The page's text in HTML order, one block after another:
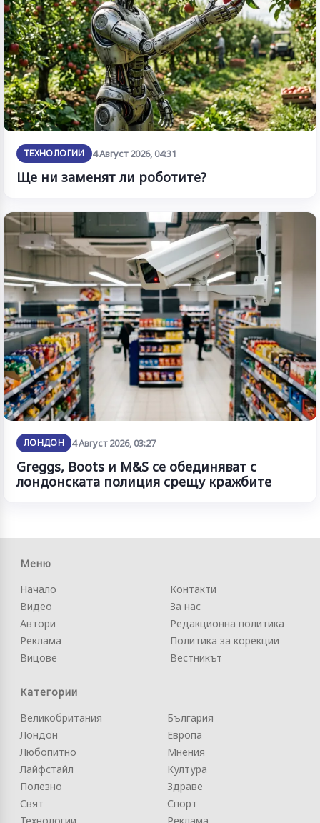
ТЕХНОЛОГИИ 4 Август 2026, 04:31
Ще ни заменят ли роботите?
ЛОНДОН 4 Август 2026, 03:27
Greggs, Boots и M&S се обединяват с
лондонската полиция срещу кражбите
Меню
Начало
Видео
Автори
Реклама
Вицове
Контакти
За нас
Редакционна политика
Политика за корекции
Вестникът
Категории
Великобритания
Лондон
Любопитно
Лайфстайл
Полезно
Свят
България
Европа
Мнения
Култура
Здраве
Спорт